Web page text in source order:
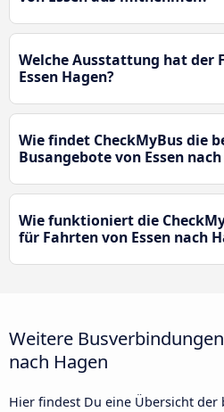
Welche Ausstattung hat der
Essen Hagen?
Wie findet CheckMyBus die
Busangebote von Essen
Wie funktioniert die
für Fahrten von Essen nach
Weitere
nach Hagen
Hier findest Du eine Übersicht der